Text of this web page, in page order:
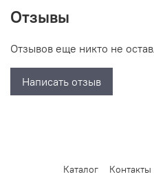
Отзывы
Отзывов еще никто не
Написать отзыв
Каталог Контакты